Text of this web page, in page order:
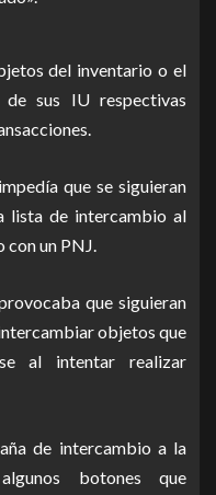
del inventario o el
de sus IU respectivas
que se siguieran
lista de intercambio al
un PNJ.
que siguieran
objetos que
al intentar realizar
de intercambio a la
botones que